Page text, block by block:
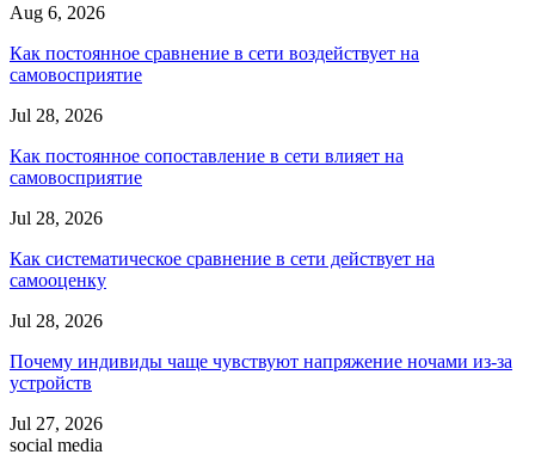
Aug 6, 2026
Как постоянное сравнение в сети воздействует на
самовосприятие
Jul 28, 2026
Как постоянное сопоставление в сети влияет на
самовосприятие
Jul 28, 2026
Как систематическое сравнение в сети действует на
самооценку
Jul 28, 2026
Почему индивиды чаще чувствуют напряжение ночами из-за
устройств
Jul 27, 2026
social media